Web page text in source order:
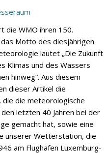
die WMO ihren 150.
Motto des diesjährigen
lautet „Die Zukunft
Klimas und des Wassers
hinweg“. Aus diesem
dieser Artikel die
die meteorologische
letzten 40 Jahren bei der
gemacht hat, sowie eine
unserer Wetterstation, die
am Flughafen Luxemburg-